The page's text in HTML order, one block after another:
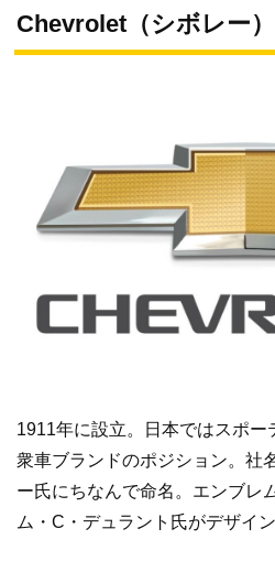
Chevrolet（シボレー）
1911年に設立。日本ではスポー
衆車ブランドのポジション。社
ー氏にちなんで命名。エンブレ
ム・C・デュラント氏がデザイン